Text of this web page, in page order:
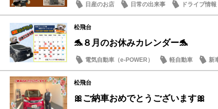
日産のお店 日常の出来事 ドライブ情報
松飛台
🐬８月のお休みカレンダー🐬
電気自動車（e-POWER） 軽自動車
新
日産のお店
松飛台
🎀ご納車おめでとうございます🎀